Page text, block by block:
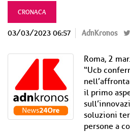
CRONACA
03/03/2023 06:57 AdnKronos
Roma, 2
“Ucb
il primo
soluzioni
persone a